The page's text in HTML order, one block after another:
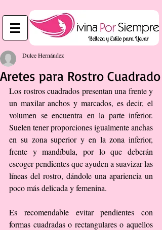
Aretes para Rostro Cuadrado
Dulce Hernández
Los rostros cuadrados presentan una frente y
un maxilar anchos y marcados, es decir, el
volumen se encuentra en la parte inferior.
Suelen tener proporciones igualmente anchas
en su zona superior y en la zona inferior,
frente y mandíbula, por lo que deberán
escoger pendientes que ayuden a suavizar las
líneas del rostro, dándole una apariencia un
poco más delicada y femenina.
Es recomendable evitar pendientes con
formas cuadradas o rectangulares o aquellos